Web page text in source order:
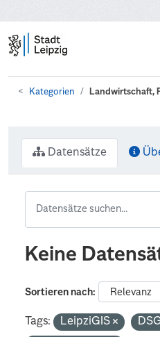
Kategorien Landwirtschaft,
Datensätze
Keine
Sortieren nach
Tags: LeipziGIS